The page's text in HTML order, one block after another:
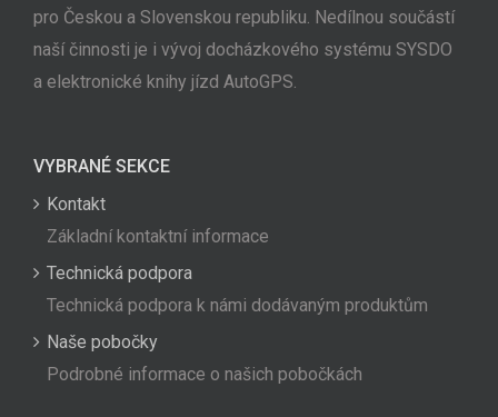
pro Českou a Slovenskou republiku. Nedílnou součástí
naší činnosti je i vývoj docházkového systému SYSDO
a elektronické knihy jízd AutoGPS.
VYBRANÉ SEKCE
Kontakt
Základní kontaktní informace
Technická podpora
Technická podpora k námi dodávaným produktům
Naše pobočky
Podrobné informace o našich pobočkách